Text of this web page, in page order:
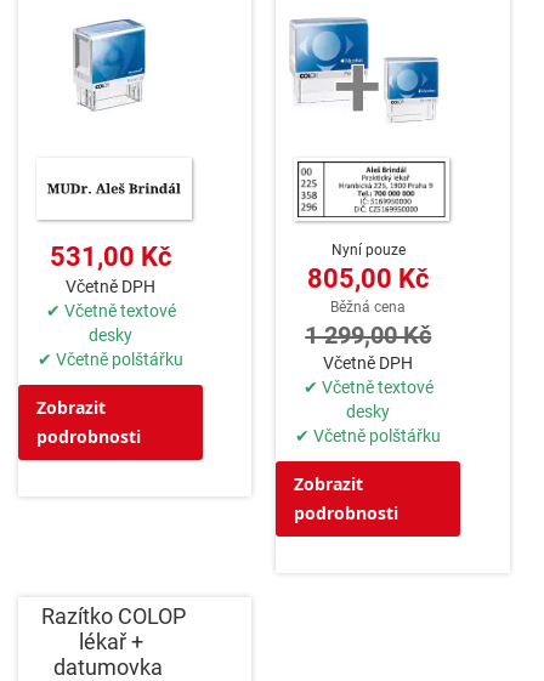
531,00 Kč
Včetně DPH
✔ Včetně textové
desky
✔ Včetně polštářku
Zobrazit
podrobnosti
Nyní pouze
805,00 Kč
Běžná cena
1 299,00 Kč
Včetně DPH
✔ Včetně textové
desky
✔ Včetně polštářku
Zobrazit
podrobnosti
Razítko COLOP
lékař +
datumovka